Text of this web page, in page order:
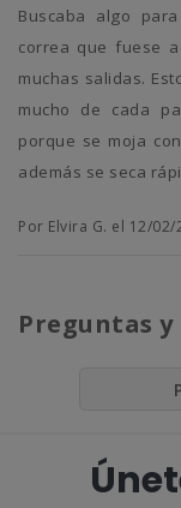
Buscaba algo para pasear tranquilos, no dar tirones. Una
correa que fuese
muchas salidas.
mucho de cada
porque se moja
además se seca
Por Elvira G. el 12/02/
Preguntas